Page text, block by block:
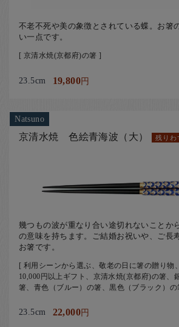
不老不死や美の象徴とされている蝶。お箸
い一点です。
[ 京清水焼(京都府)の箸 ]
23.5cm 19,800円
Natsuno
京清水焼 色絵青海波（大） 残りわ
幾つもの波が重なり合い途切れないことか
の意味を持ちます。ご結婚お祝いや、ご長
お箸です。
[ 利用シーンから選ぶ、敬老の日に箸の贈り物
10,000円以上ギフト、京清水焼(京都府)の箸、
箸、青色（ブルー）の箸、黒色（ブラック）の
23.5cm 22,000円